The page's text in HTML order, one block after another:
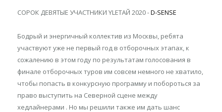
СОРОК ДЕВЯТЫЕ УЧАСТНИКИ YLETAЙ 2020 -D-SENSE
Бодрый и энергичный коллектив из Москвы, ребята
участвуют уже не первый год в отборочных этапах, к
сожалению в этом году по результатам голосования в
финале отборочных туров им совсем немного не хватило,
чтобы попасть в конкурсную программу и побороться за
право выступить на Северной сцене между
хедлайнерами . Но мы решили также им дать шанс